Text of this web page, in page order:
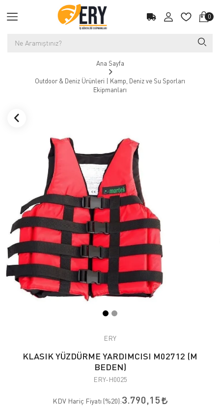
0
Ana Sayfa
Outdoor & Deniz Ürünleri | Kamp, Deniz ve Su Sporları
Ekipmanları
ERY
KLASIK YÜZDÜRME YARDIMCISI M02712 (M
BEDEN)
ERY-H0025
KDV Hariç Fiyatı (%20):3.790,15